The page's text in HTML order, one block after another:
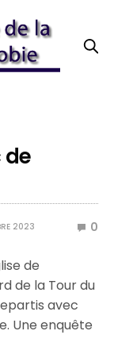
de
2023 0
de
de la Tour du
avec
Une enquête